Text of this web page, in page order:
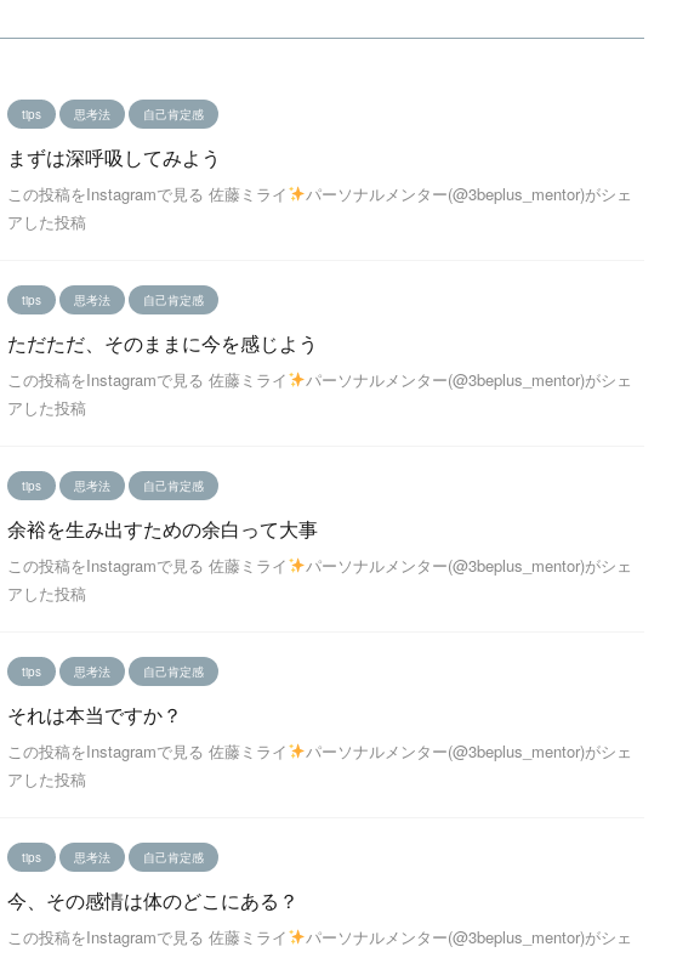
tips 思考法 自己肯定感
まずは深呼吸してみよう
この投稿をInstagramで見る 佐藤ミライ
パーソナルメンター(@3beplus_mentor)がシェ
アした投稿
tips 思考法 自己肯定感
ただただ、そのままに今を感じよう
この投稿をInstagramで見る 佐藤ミライ
パーソナルメンター(@3beplus_mentor)がシェ
アした投稿
tips 思考法 自己肯定感
余裕を生み出すための余白って大事
この投稿をInstagramで見る 佐藤ミライ
パーソナルメンター(@3beplus_mentor)がシェ
アした投稿
tips 思考法 自己肯定感
それは本当ですか？
この投稿をInstagramで見る 佐藤ミライ
パーソナルメンター(@3beplus_mentor)がシェ
アした投稿
tips 思考法 自己肯定感
今、その感情は体のどこにある？
この投稿をInstagramで見る 佐藤ミライ
パーソナルメンター(@3beplus_mentor)がシェ